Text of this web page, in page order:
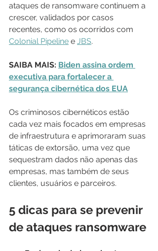
ataques de ransomware continuem a
crescer, validados por casos
recentes, como os ocorridos com
Colonial Pipeline e JBS.
SAIBA MAIS: Biden assina ordem
executiva para fortalecer a
segurança cibernética dos EUA
Os criminosos cibernéticos estão
cada vez mais focados em empresas
de infraestrutura e aprimoraram suas
táticas de extorsão, uma vez que
sequestram dados não apenas das
empresas, mas também de seus
clientes, usuários e parceiros.
5 dicas para se prevenir
de ataques ransomware